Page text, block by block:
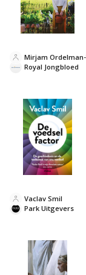
Royal Jongbloed
Mirjam
Park Uitgevers
Vaclav Smil